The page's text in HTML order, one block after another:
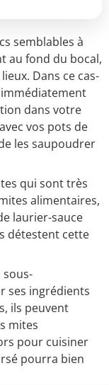
semblables à
au fond du bocal,
Dans ce cas-
dans votre
vos pots de
les saupoudrer
qui sont très
alimentaires,
laurier-sauce
détestent cette
sous-
ses ingrédients
ils peuvent
mites
pour cuisiner
pourra bien